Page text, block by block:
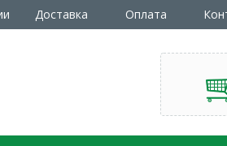
Доставка Оплата